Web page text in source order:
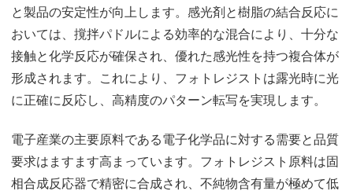
と製品の安定性が向上します。感光剤と樹脂の結合反応に
おいては、撹拌パドルによる効率的な混合により、十分な
接触と化学反応が確保され、優れた感光性を持つ複合体が
形成されます。これにより、フォトレジストは露光時に光
に正確に反応し、高精度のパターン転写を実現します。
電子産業の主要原料である電子化学品に対する需要と品質
要求はますます高まっています。フォトレジスト原料は固
相合成反応器で精密に合成され、不純物含有量が極めて低